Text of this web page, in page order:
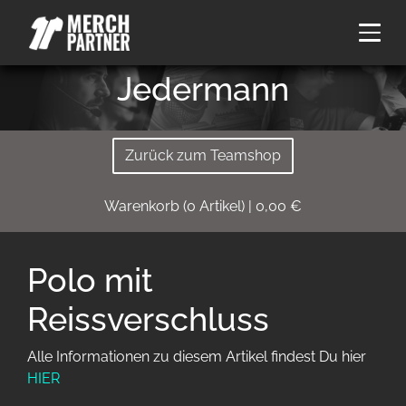
Jedermann
Zurück zum Teamshop
Warenkorb (0 Artikel) | 0,00 €
Polo mit
Reissverschluss
Alle Informationen zu diesem Artikel findest Du hier
HIER